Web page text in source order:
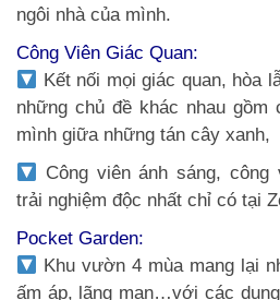
ngôi nhà của mình.
Công Viên Giác Quan:
Kết nối mọi giác quan, hòa
những chủ đề khác nhau
mình giữa những tán cây xanh,
Công viên ánh sáng,
trải nghiệm độc nhất chỉ có tại
Pocket Garden:
Khu vườn 4 mùa mang lại
ấm áp, lãng mạn…với các